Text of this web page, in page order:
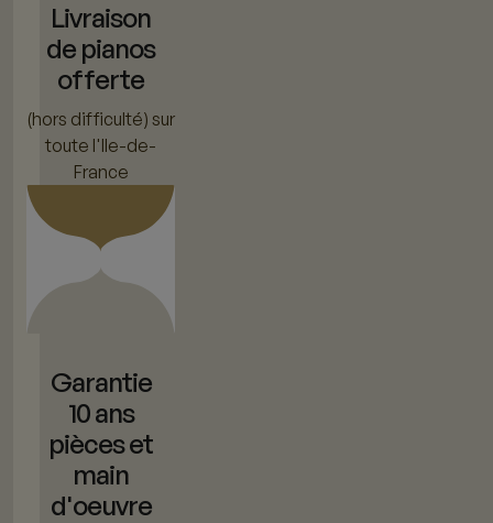
Livraison
de pianos
offerte
(hors difficulté) sur
toute l'Ile-de-
France
Garantie
10 ans
pièces et
main
d'oeuvre